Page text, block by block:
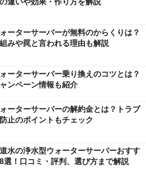
ーターサーバーが無料のからくりは？
みや罠と言われる理由も解説
ーターサーバー乗り換えのコツとは？
ンペーン情報も紹介
ーターサーバーの解約金とは？トラブ
止のポイントもチェック
水の浄水型ウォーターサーバーおすす
選！口コミ・評判、選び方まで解説